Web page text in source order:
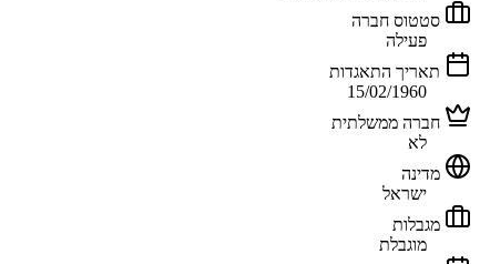
סטטוס חברה
פעילה
תאריך התאגדות
15/02/1960
חברה ממשלתית
לא
מדינה
ישראל
מגבלות
מוגבלת